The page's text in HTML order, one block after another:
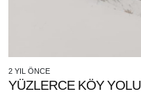
2 YIL ÖNCE
YÜZLERCE KÖY